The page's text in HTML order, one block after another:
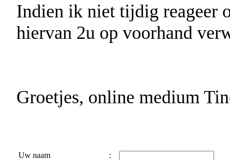
Indien ik niet tijdig reageer
hiervan 2u op voorhand
Groetjes, online medium
Uw naam
: